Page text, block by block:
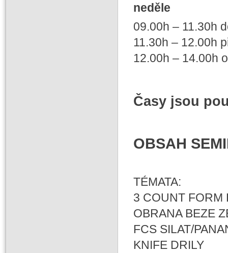
neděle
09.00h – 11.30h
11.30h – 12.00h
12.00h – 14.00h
Časy jsou
OBSAH
TÉMATA:
3 COUNT FORM
OBRANA BEZE
FCS SILAT/
KNIFE DRILY